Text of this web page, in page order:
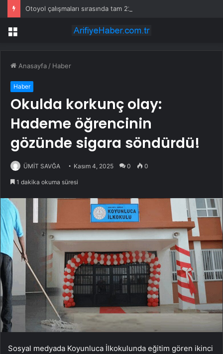
Otoyol çalışmaları sırasında tam 22 bin torba altın çıkarıldı
Menü
Anasayfa / Haber
Haber
Okulda korkunç olay:
Hademe öğrencinin
gözünde sigara söndürdü!
ÜMİT SAVĞA Kasım 4, 2025 0 0
1 dakika okuma süresi
Sosyal medyada Koyunluca İlkokulunda eğitim gören ikinci